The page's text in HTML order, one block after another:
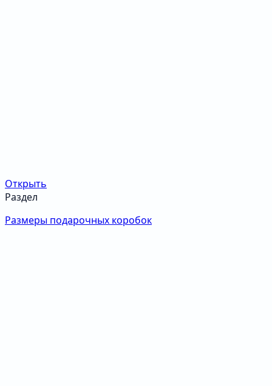
Открыть
Раздел
Размеры подарочных коробок